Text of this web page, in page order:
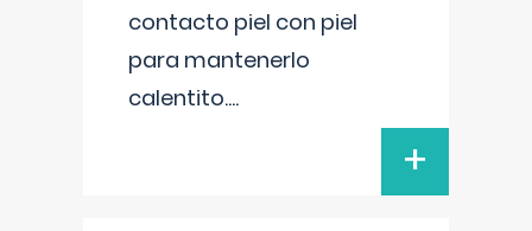
contacto piel con piel
para mantenerlo
calentito....
+